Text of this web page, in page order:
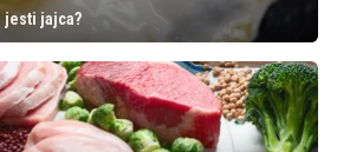
jesti jajca?